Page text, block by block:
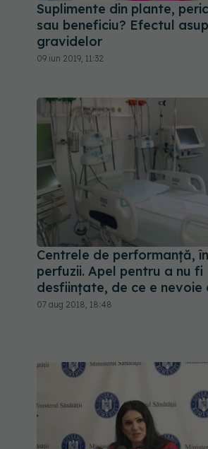
Suplimente din plante,
sau beneficiu? Efectul
gravidelor
09 iun 2019, 11:32
Centrele de performanță, în
perfuzii. Apel pentru a nu fi
desființate, de ce e nevoie
07 aug 2018, 18:48